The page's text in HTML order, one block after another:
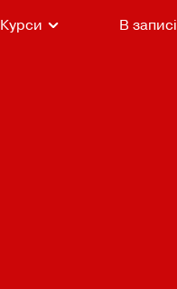
Курси В записі